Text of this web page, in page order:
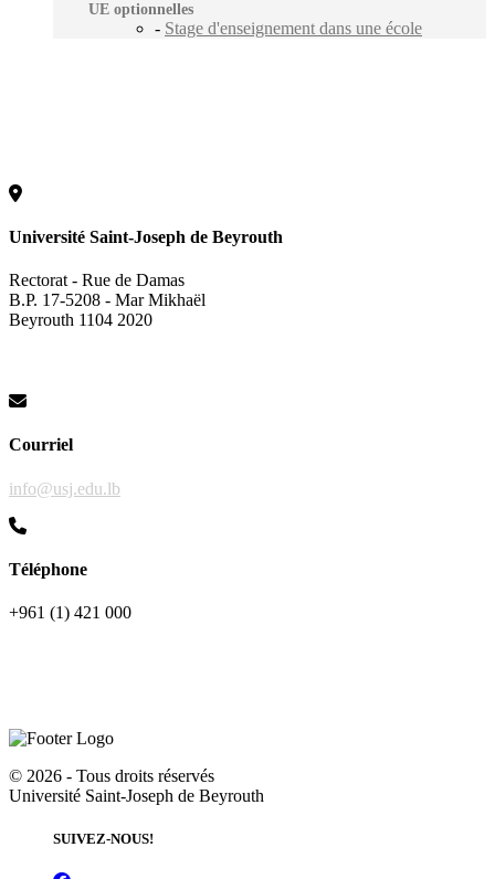
UE optionnelles
- Stage d'enseignement dans une école
Université Saint-Joseph de Beyrouth
Rectorat - Rue de Damas
B.P. 17-5208 - Mar Mikhaël
Beyrouth 1104 2020
Courriel
info@usj.edu.lb
Téléphone
+961 (1) 421 000
© 2026 - Tous droits réservés
Université Saint-Joseph de Beyrouth
SUIVEZ-NOUS!